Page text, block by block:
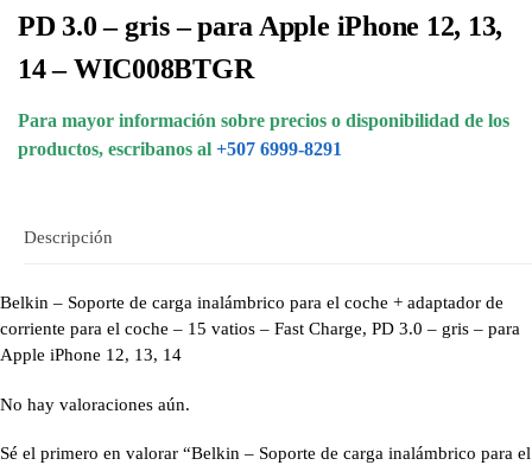
PD 3.0 – gris – para Apple iPhone 12, 13,
14 – WIC008BTGR
Para mayor información sobre precios o disponibilidad de los
productos, escribanos al +507 6999-8291
Descripción
Belkin – Soporte de carga inalámbrico para el coche + adaptador de
corriente para el coche – 15 vatios – Fast Charge, PD 3.0 – gris – para
Apple iPhone 12, 13, 14
No hay valoraciones aún.
Sé el primero en valorar “Belkin – Soporte de carga inalámbrico para el